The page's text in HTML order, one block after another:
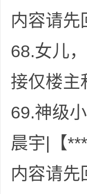
内容请先
68.女儿
接仅楼主
69.神级
晨宇|【
内容请先